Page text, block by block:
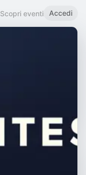
Scopri eventi Accedi